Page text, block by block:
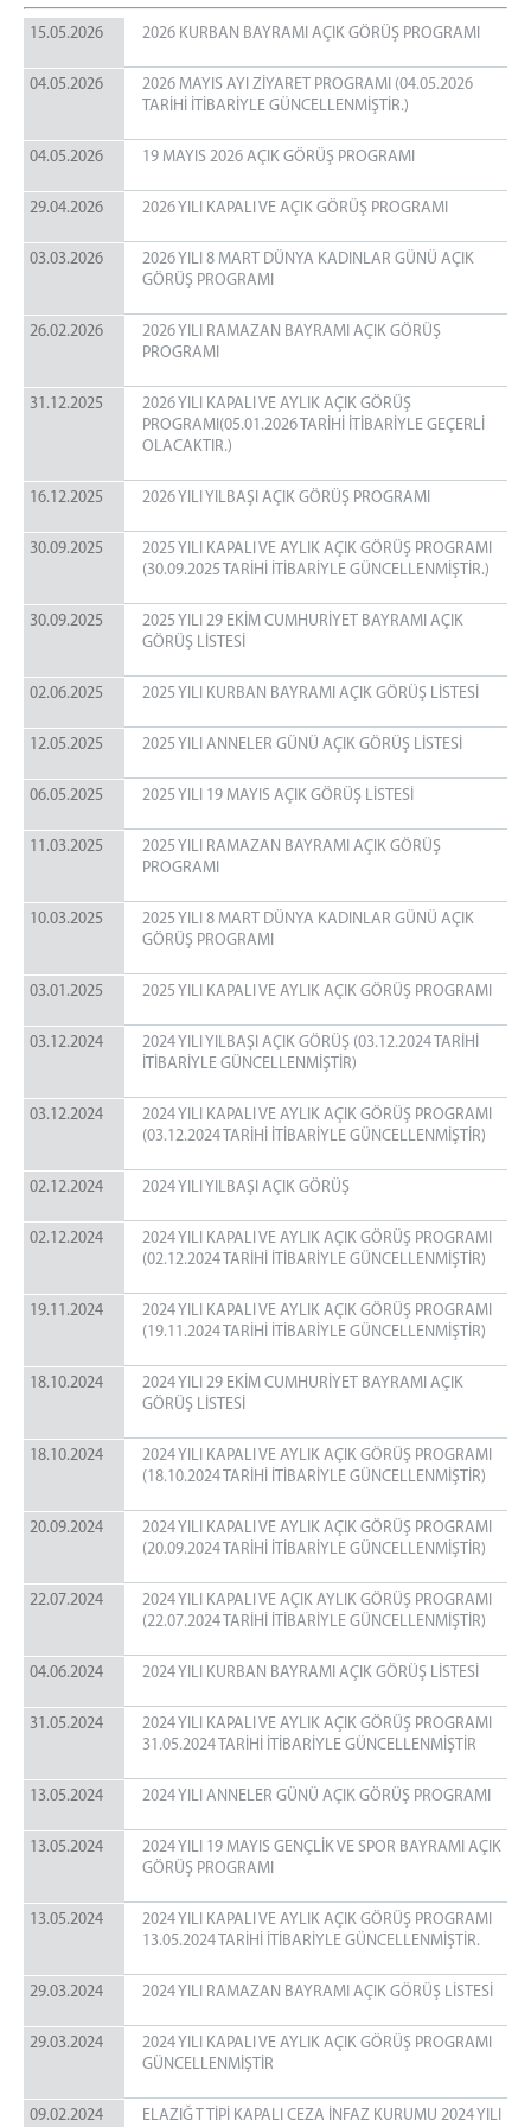
BAŞMEMURLUK
İNFAZ BİRİMİ
EĞİTİM ÖĞRETİM BİRİMİ
SAĞLIK BİRİMİ
EMANET PARA BİRİMİ
RESİM GALERİSİ
İLİMİZDEN RESİMLER
İLETİŞİM
15.05.2026 2026 KURBAN BAYRAMI AÇIK GÖRÜŞ PROGRAMI
04.05.2026
2026 MAYIS AYI ZİYARET PROGRAMI (04.05.2026
TARİHİ İTİBARİYLE GÜNCELLENMİŞTİR.)
04.05.2026 19 MAYIS 2026 AÇIK GÖRÜŞ PROGRAMI
29.04.2026 2026 YILI KAPALI VE AÇIK GÖRÜŞ PROGRAMI
03.03.2026
2026 YILI 8 MART DÜNYA KADINLAR GÜNÜ AÇIK
GÖRÜŞ PROGRAMI
26.02.2026
2026 YILI RAMAZAN BAYRAMI AÇIK GÖRÜŞ
PROGRAMI
31.12.2025
2026 YILI KAPALI VE AYLIK AÇIK GÖRÜŞ
PROGRAMI(05.01.2026 TARİHİ İTİBARİYLE GEÇERLİ
OLACAKTIR.)
16.12.2025 2026 YILI YILBAŞI AÇIK GÖRÜŞ PROGRAMI
30.09.2025
2025 YILI KAPALI VE AYLIK AÇIK GÖRÜŞ PROGRAMI
(30.09.2025 TARİHİ İTİBARİYLE GÜNCELLENMİŞTİR.)
30.09.2025
2025 YILI 29 EKİM CUMHURİYET BAYRAMI AÇIK
GÖRÜŞ LİSTESİ
02.06.2025 2025 YILI KURBAN BAYRAMI AÇIK GÖRÜŞ LİSTESİ
12.05.2025 2025 YILI ANNELER GÜNÜ AÇIK GÖRÜŞ LİSTESİ
06.05.2025 2025 YILI 19 MAYIS AÇIK GÖRÜŞ LİSTESİ
11.03.2025
2025 YILI RAMAZAN BAYRAMI AÇIK GÖRÜŞ
PROGRAMI
10.03.2025
2025 YILI 8 MART DÜNYA KADINLAR GÜNÜ AÇIK
GÖRÜŞ PROGRAMI
03.01.2025 2025 YILI KAPALI VE AYLIK AÇIK GÖRÜŞ PROGRAMI
03.12.2024
2024 YILI YILBAŞI AÇIK GÖRÜŞ (03.12.2024 TARİHİ
İTİBARİYLE GÜNCELLENMİŞTİR)
03.12.2024
2024 YILI KAPALI VE AYLIK AÇIK GÖRÜŞ PROGRAMI
(03.12.2024 TARİHİ İTİBARİYLE GÜNCELLENMİŞTİR)
02.12.2024 2024 YILI YILBAŞI AÇIK GÖRÜŞ
02.12.2024
2024 YILI KAPALI VE AYLIK AÇIK GÖRÜŞ PROGRAMI
(02.12.2024 TARİHİ İTİBARİYLE GÜNCELLENMİŞTİR)
19.11.2024
2024 YILI KAPALI VE AYLIK AÇIK GÖRÜŞ PROGRAMI
(19.11.2024 TARİHİ İTİBARİYLE GÜNCELLENMİŞTİR)
18.10.2024
2024 YILI 29 EKİM CUMHURİYET BAYRAMI AÇIK
GÖRÜŞ LİSTESİ
18.10.2024
2024 YILI KAPALI VE AYLIK AÇIK GÖRÜŞ PROGRAMI
(18.10.2024 TARİHİ İTİBARİYLE GÜNCELLENMİŞTİR)
20.09.2024
2024 YILI KAPALI VE AYLIK AÇIK GÖRÜŞ PROGRAMI
(20.09.2024 TARİHİ İTİBARİYLE GÜNCELLENMİŞTİR)
22.07.2024
2024 YILI KAPALI VE AÇIK AYLIK GÖRÜŞ PROGRAMI
(22.07.2024 TARİHİ İTİBARİYLE GÜNCELLENMİŞTİR)
04.06.2024 2024 YILI KURBAN BAYRAMI AÇIK GÖRÜŞ LİSTESİ
31.05.2024
2024 YILI KAPALI VE AYLIK AÇIK GÖRÜŞ PROGRAMI
31.05.2024 TARİHİ İTİBARİYLE GÜNCELLENMİŞTİR
13.05.2024 2024 YILI ANNELER GÜNÜ AÇIK GÖRÜŞ PROGRAMI
13.05.2024
2024 YILI 19 MAYIS GENÇLİK VE SPOR BAYRAMI AÇIK
GÖRÜŞ PROGRAMI
13.05.2024
2024 YILI KAPALI VE AYLIK AÇIK GÖRÜŞ PROGRAMI
13.05.2024 TARİHİ İTİBARİYLE GÜNCELLENMİŞTİR.
29.03.2024 2024 YILI RAMAZAN BAYRAMI AÇIK GÖRÜŞ LİSTESİ
29.03.2024
2024 YILI KAPALI VE AYLIK AÇIK GÖRÜŞ PROGRAMI
GÜNCELLENMİŞTİR
09.02.2024 ELAZIĞ T TİPİ KAPALI CEZA İNFAZ KURUMU 2024 YILI